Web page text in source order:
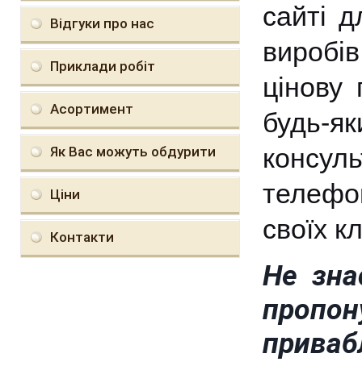
Відгуки про нас
Приклади робіт
Асортимент
Як Вас можуть обдурити
Ціни
Контакти
сайті
цінову
будь-
своїх
Не